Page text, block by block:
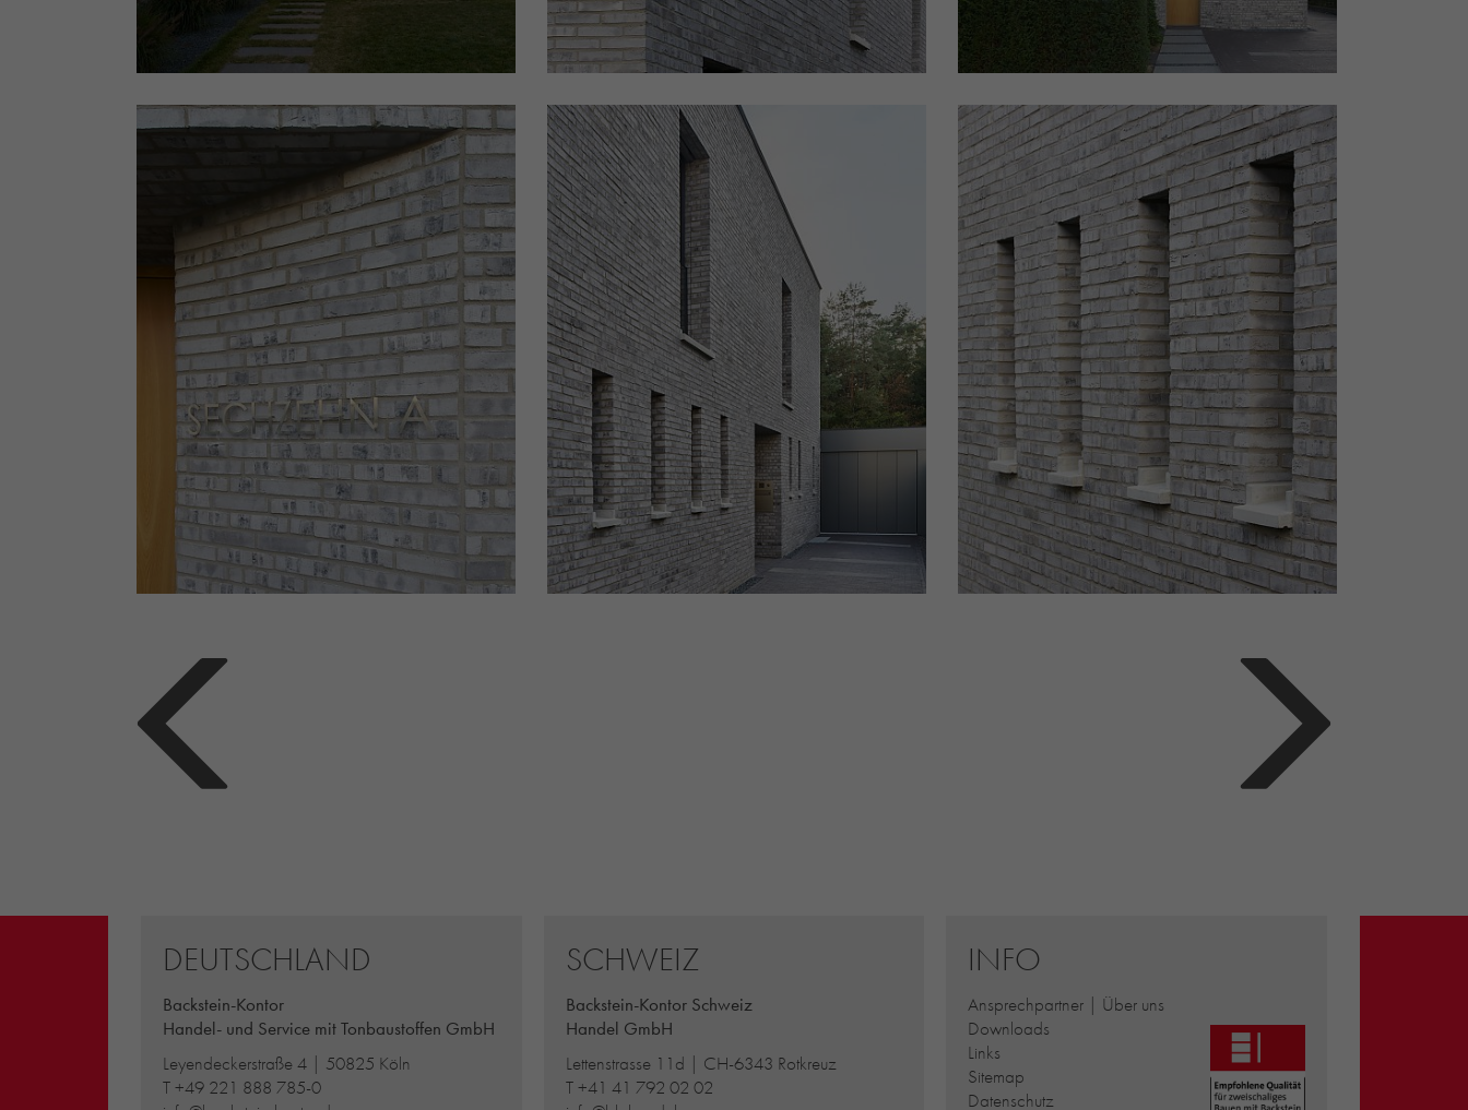
DEUTSCHLAND
Backstein-Kontor
Handel- und Service mit Tonbaustoffen GmbH
Leyendeckerstraße 4 | 50825 Köln
T+49 221 888 785-0
SCHWEIZ
Backstein-Kontor Schweiz
Handel GmbH
Lettenstrasse 11d | CH-6343 Rotkreuz
T+41 41 792 02 02
INFO
Ansprechpartner | Über uns
Downloads
Links
Sitemap
Datenschutz